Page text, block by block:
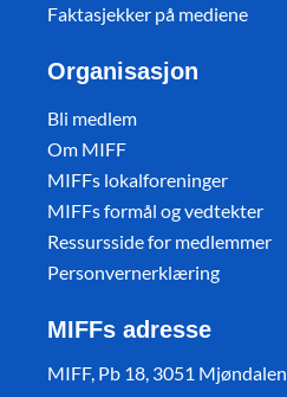
Faktasjekker på mediene
Organisasjon
Bli medlem
Om MIFF
MIFFs lokalforeninger
MIFFs formål og vedtekter
Ressursside for medlemmer
Personvernerklæring
MIFFs adresse
MIFF, Pb 18, 3051 Mjøndalen